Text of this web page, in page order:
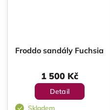
Froddo sandály Fuchsia
1 500 Kč
Detail
Skladem